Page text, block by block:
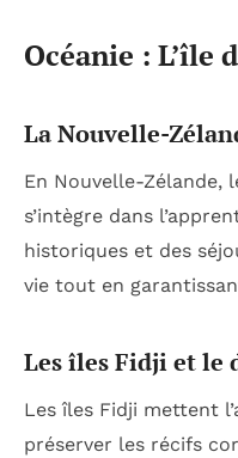
Océanie : L’île
La Nouvelle-
En Nouvelle-
s’intègre dans
historiques et des
vie tout en
Les îles Fidji et le
Les îles Fidji mettent
préserver les récifs